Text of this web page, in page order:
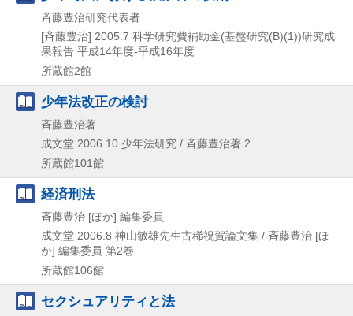
斉藤豊治研究代表者
[斉藤豊治] 2005.7 科学研究費補助金(基盤研究(B)(1))研究成
果報告 平成14年度-平成16年度
所蔵館2館
少年法改正の検討
斉藤豊治著
成文堂 2006.10 少年法研究 / 斉藤豊治著 2
所蔵館101館
経済刑法
斉藤豊治 [ほか] 編集委員
成文堂 2006.8 神山敏雄先生古稀祝賀論文集 / 斉藤豊治 [ほ
か] 編集委員 第2巻
所蔵館106館
セクシュアリティと法